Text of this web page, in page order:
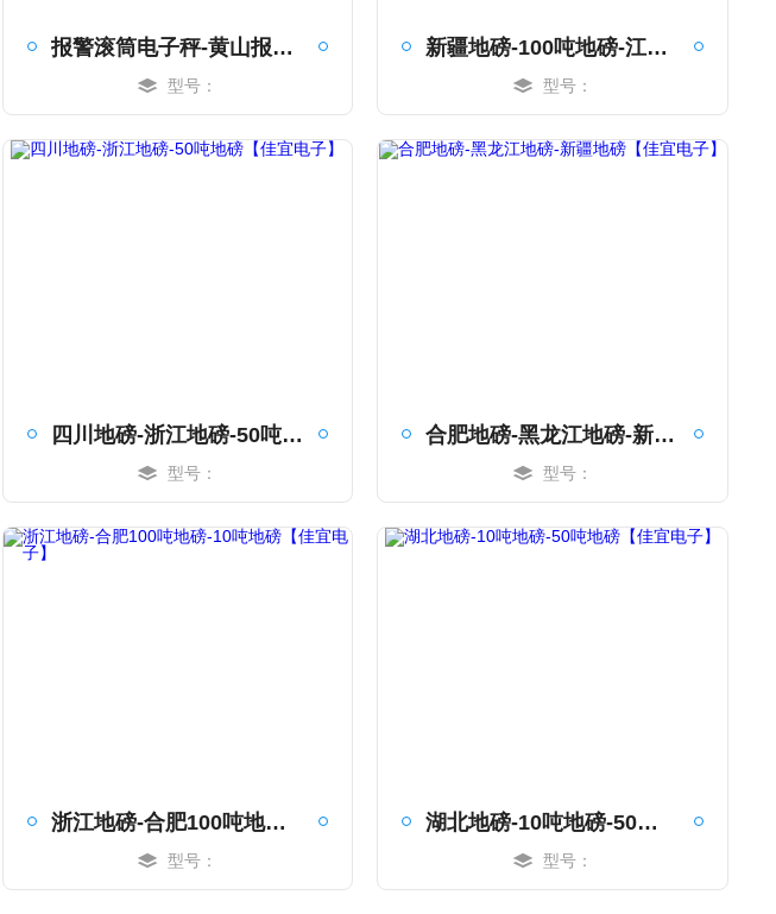
报警滚筒电子秤-黄山报警滚筒电子秤-1吨报警滚筒电子秤【佳宜电子】
型号：
新疆地磅-100吨地磅-江苏地磅【佳宜电子】
型号：
四川地磅-浙江地磅-50吨地磅【佳宜电子】
型号：
合肥地磅-黑龙江地磅-新疆地磅【佳宜电子】
型号：
浙江地磅-合肥100吨地磅-10吨地磅【佳宜电子】
型号：
湖北地磅-10吨地磅-50吨地磅【佳宜电子】
型号：